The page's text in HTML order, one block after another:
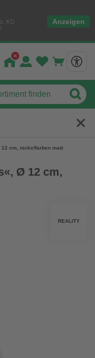
KG
Anzeigen
cm, nickelfarben matt
Ø 12 cm,
REALITY